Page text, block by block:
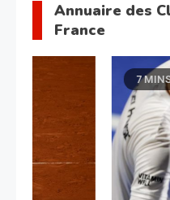
Annuaire des
France